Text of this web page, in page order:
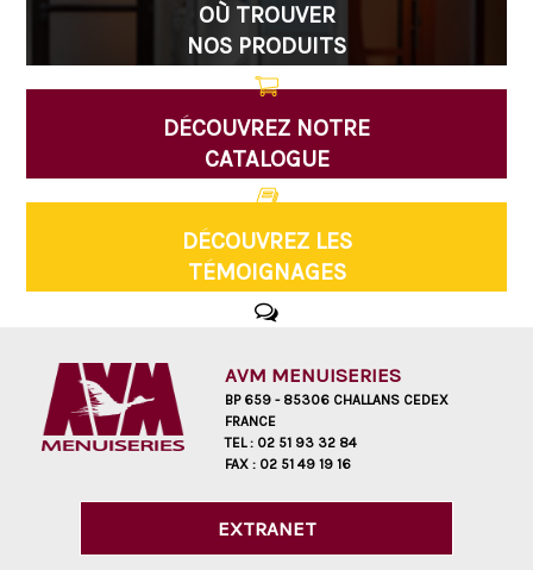
OÙ TROUVER
NOS PRODUITS
DÉCOUVREZ NOTRE
CATALOGUE
DÉCOUVREZ LES
TÉMOIGNAGES
AVM MENUISERIES
BP 659 - 85306 CHALLANS CEDEX
FRANCE
TEL : 02 51 93 32 84
FAX : 02 51 49 19 16
EXTRANET